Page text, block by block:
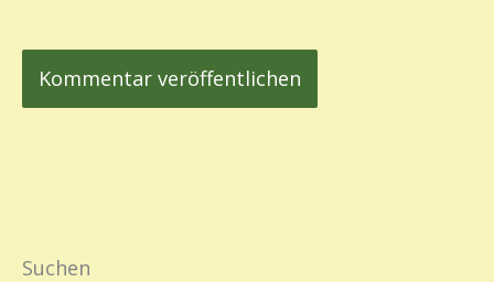
Suchen